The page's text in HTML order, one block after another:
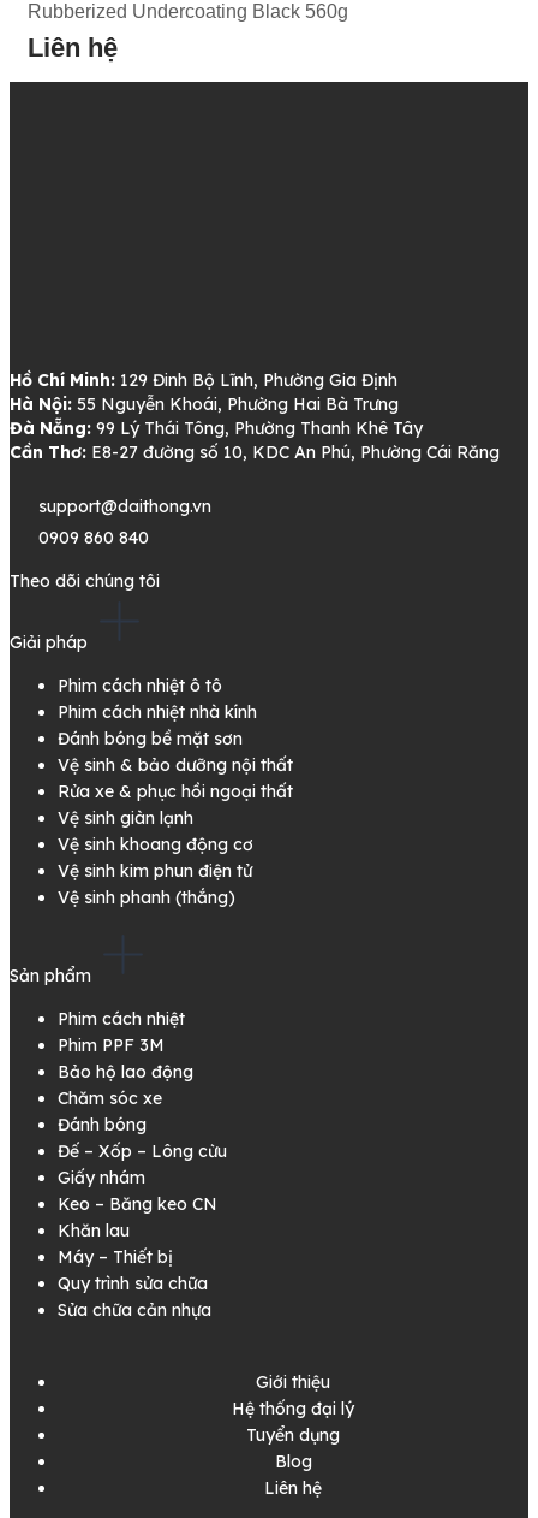
Rubberized Undercoating Black 560g
Liên hệ
Hồ Chí Minh: 129 Đinh Bộ Lĩnh, Phường Gia Định
Hà Nội: 55 Nguyễn Khoái, Phường Hai Bà Trưng
Đà Nẵng: 99 Lý Thái Tông, Phường Thanh Khê Tây
Cần Thơ: E8-27 đường số 10, KDC An Phú, Phường Cái Răng
support@daithong.vn
0909 860 840
Theo dõi chúng tôi
Giải pháp
Phim cách nhiệt ô tô
Phim cách nhiệt nhà kính
Đánh bóng bề mặt sơn
Vệ sinh & bảo dưỡng nội thất
Rửa xe & phục hồi ngoại thất
Vệ sinh giàn lạnh
Vệ sinh khoang động cơ
Vệ sinh kim phun điện tử
Vệ sinh phanh (thắng)
Sản phẩm
Phim cách nhiệt
Phim PPF 3M
Bảo hộ lao động
Chăm sóc xe
Đánh bóng
Đế – Xốp – Lông cừu
Giấy nhám
Keo – Băng keo CN
Khăn lau
Máy – Thiết bị
Quy trình sửa chữa
Sửa chữa cản nhựa
Giới thiệu
Hệ thống đại lý
Tuyển dụng
Blog
Liên hệ